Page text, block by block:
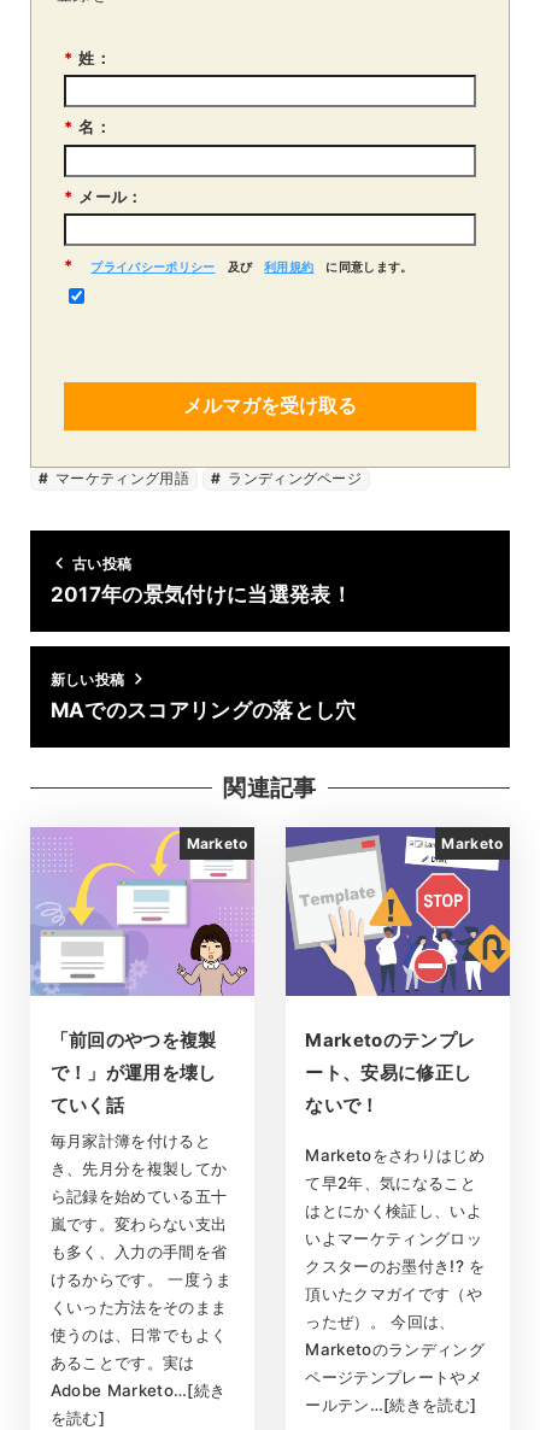
* 姓：
* 名：
* メール：
* プライバシーポリシー 及び 利用規約 に同意します。
メルマガを受け取る
マーケティング用語 ランディングページ
古い投稿
2017年の景気付けに当選発表！
新しい投稿
MAでのスコアリングの落とし穴
関連記事
Marketo
「前回のやつを複製
で！」が運用を壊し
ていく話
毎月家計簿を付けると
き、先月分を複製してか
ら記録を始めている五十
嵐です。変わらない支出
も多く、入力の手間を省
けるからです。 一度うま
くいった方法をそのまま
使うのは、日常でもよく
あることです。実は
Adobe Marketo…[続き
を読む]
Marketo
Marketoのテンプレ
ート、安易に修正し
ないで！
Marketoをさわりはじめ
て早2年、気になること
はとにかく検証し、いよ
いよマーケティングロッ
クスターのお墨付き!? を
頂いたクマガイです（や
ったぜ）。 今回は、
Marketoのランディング
ページテンプレートやメ
ールテン…[続きを読む]